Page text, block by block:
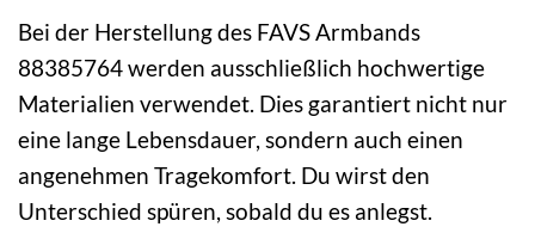
Bei der Herstellung des FAVS Armbands
88385764 werden ausschließlich hochwertige
Materialien verwendet. Dies garantiert nicht nur
eine lange Lebensdauer, sondern auch einen
angenehmen Tragekomfort. Du wirst den
Unterschied spüren, sobald du es anlegst.